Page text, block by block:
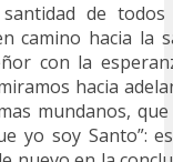
de
camino hacia la
con la
hacia
mundanos,
yo soy Santo”: